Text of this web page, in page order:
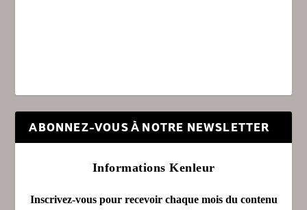
ABONNEZ-VOUS À NOTRE NEWSLETTER
Informations Kenleur
Inscrivez-vous pour recevoir chaque mois du contenu